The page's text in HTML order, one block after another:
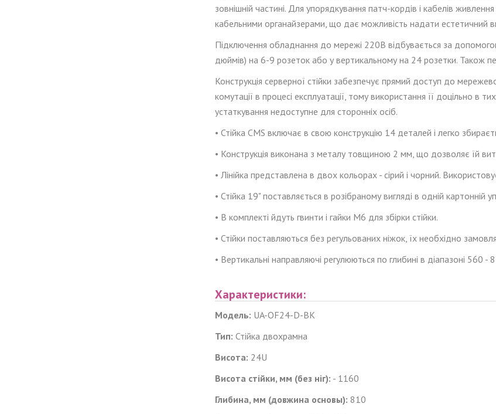
зовнішній частині. Для упорядкування патч-кордів і кабелів
кабельними органайзерами, що дає можливість надати естетичний
Підключення обладнання до мережі 220В відбувається за
дюймів) на 6-9 розеток або у вертикальному на 24 розетки. Також
Конструкція серверної стійки забезпечує прямий доступ до
комутації в процесі експлуатації, тому використання її доцільно в
устаткування недоступне для сторонніх осіб.
• Стійка CMS включає в свою конструкцію 14 деталей і легко
• Конструкція виконана з металу товщиною 2 мм, що дозволяє їй
• Лінійка представлена в двох кольорах - сірий і чорний.
• Стійка 19" поставляється в розібраному вигляді в одній картонній
• В комплекті йдуть гвинти і гайки М6 для збірки стійки.
• Стійки поставляються без регульованих ніжок, їх необхідно
• Вертикальні направляючі регулюються по глибині в діапазоні 560 -
Характеристики:
Модель: UA-OF24-D-BK
Тип: Стійка двохрамна
Висота: 24U
Висота стійки, мм (без ніг): - 1160
Глибина, мм (довжина основы): 810